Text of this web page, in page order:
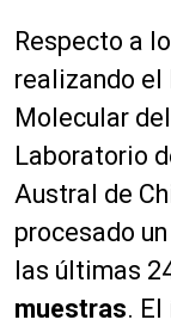
Respecto a
realizando el
Molecular
Laboratorio
Austral de
procesado
las últimas
muestras.